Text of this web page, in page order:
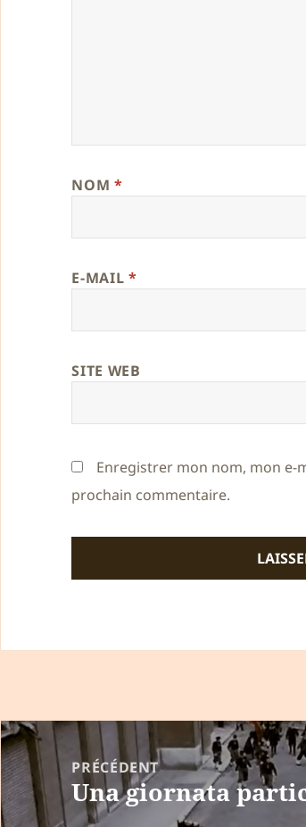
NOM *
E-MAIL *
SITE WEB
Enregistrer mon nom, mon e-
prochain commentaire.
Navigation
de
l’article
PRÉCÉDENT
Article
précédent :
Una giornata